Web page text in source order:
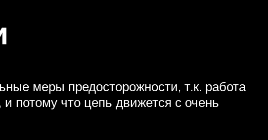
меры предосторожности, т.к. работа
потому что цепь движется с очень